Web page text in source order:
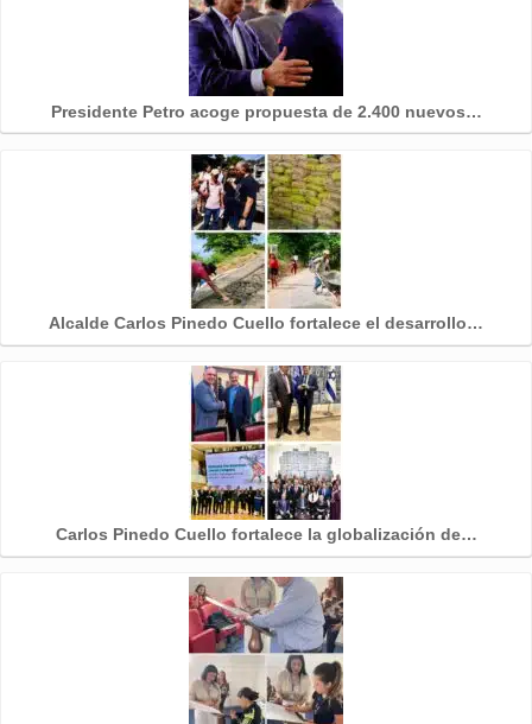
Presidente Petro acoge propuesta de 2.400 nuevos…
Alcalde Carlos Pinedo Cuello fortalece el desarrollo…
Carlos Pinedo Cuello fortalece la globalización de…